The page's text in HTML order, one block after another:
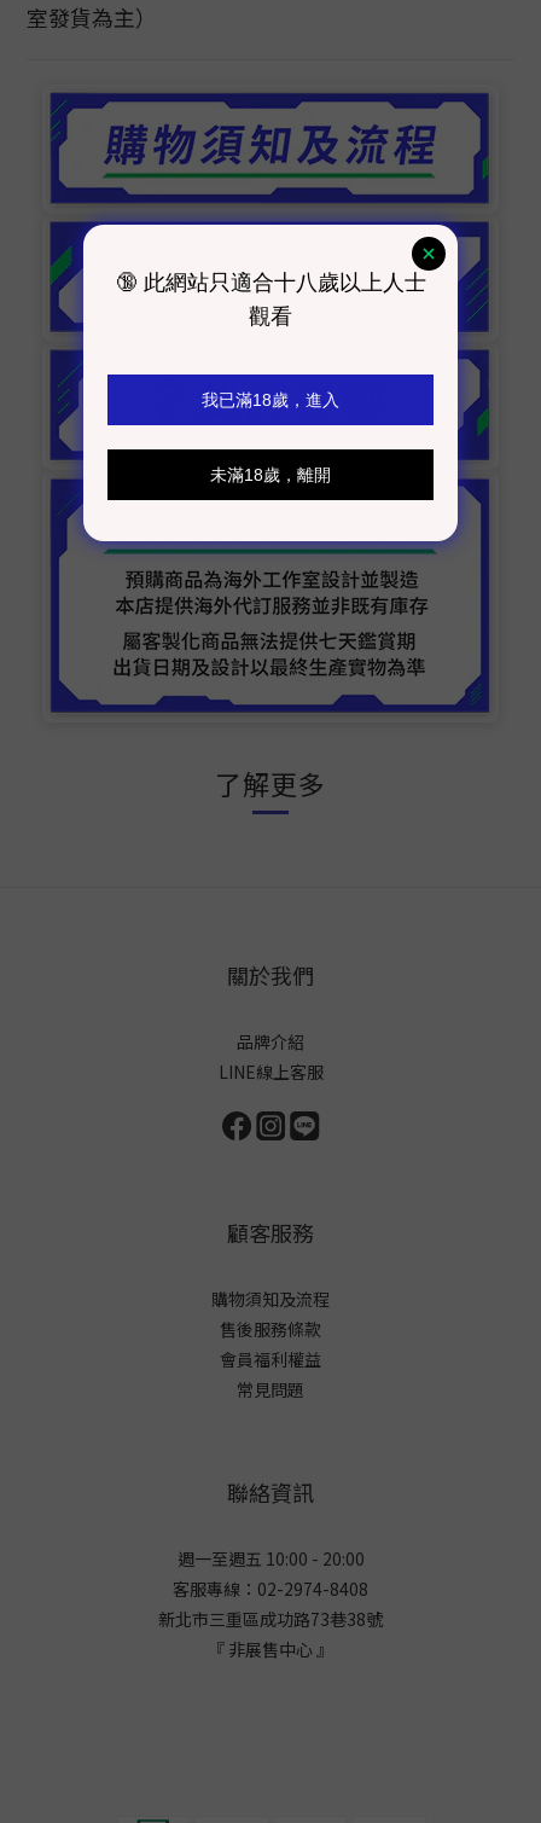
室發貨為主）
了解更多
關於我們
品牌介紹
LINE線上客服
顧客服務
購物須知及流程
售後服務條款
會員福利權益
常見問題
聯絡資訊
週一至週五 10:00 - 20:00
客服專線：02-2974-8408
新北市三重區成功路73巷38號
『 非展售中心 』